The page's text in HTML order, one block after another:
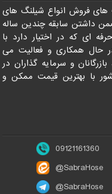
های فروش انواع شیلنگ های
داشتن سابقه چندین ساله
ای که در اختیار دارد با
حال همکاری و فعالیت می
و سرمایه گذاران در
با بهترین قیمت ممکن و
09121161360
@SabraHose
@SabraHose
09121161360